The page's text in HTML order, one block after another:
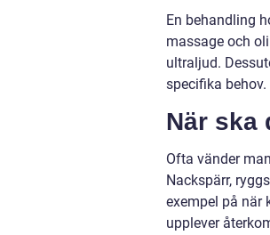
En behandling
massage och
ultraljud.
specifika behov.
När ska
Ofta vänder
Nackspärr,
exempel på när
upplever